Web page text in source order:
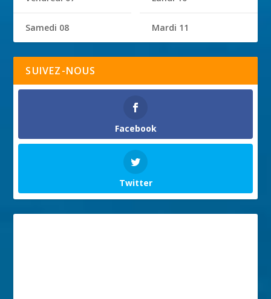
Samedi 08 Mardi 11
SUIVEZ-NOUS
Facebook
Twitter